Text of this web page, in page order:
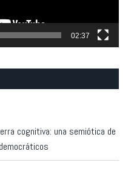
02:37
cognitiva: una semiótica de